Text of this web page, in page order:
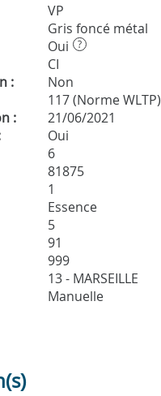
VP
Gris foncé métal
Oui ?
CI
:
Non
117 (Norme WLTP)
:
21/06/2021
Oui
6
81875
1
Essence
5
91
999
13 - MARSEILLE
Manuelle